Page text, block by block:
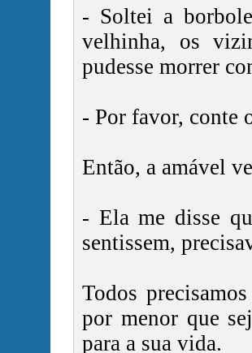
- Soltei a
velhinha, os
pudesse morrer
- Por favor, conte
Então, a amável
- Ela me disse
sentissem,
Todos
por menor que
para a sua vida.